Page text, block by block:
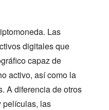
Las
digitales que
capaz de
activo, así como la
A diferencia de otros
películas, las